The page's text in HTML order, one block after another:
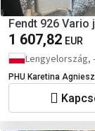
Fendt 926 Vario
1 607,82 EUR
Lengyelország, -
PHU Karetina